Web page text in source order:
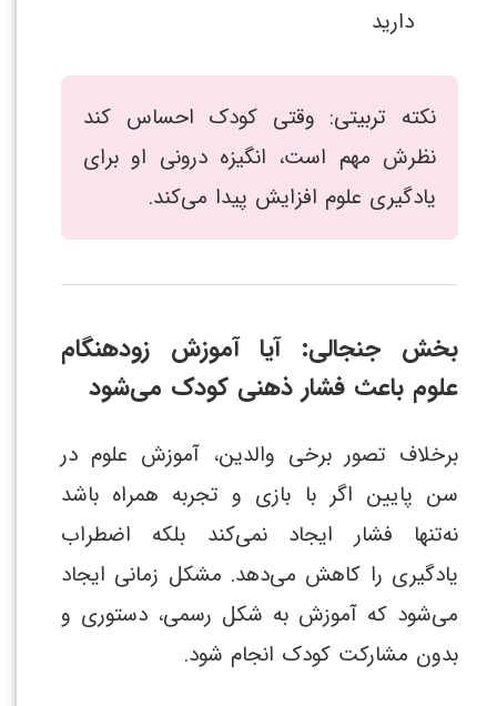
دارید
نکته تربیتی: وقتی کودک احساس کند
نظرش مهم است، انگیزه درونی او برای
یادگیری علوم افزایش پیدا می‌کند.
بخش جنجالی: آیا آموزش زودهنگام
علوم باعث فشار ذهنی کودک می‌شود
برخلاف تصور برخی والدین، آموزش علوم در
سن پایین اگر با بازی و تجربه همراه باشد
نه‌تنها فشار ایجاد نمی‌کند بلکه اضطراب
یادگیری را کاهش می‌دهد. مشکل زمانی ایجاد
می‌شود که آموزش به شکل رسمی، دستوری و
بدون مشارکت کودک انجام شود.